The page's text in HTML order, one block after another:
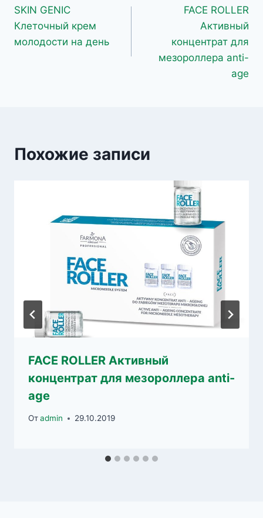
по
записям
SKIN GENIC
Клеточный крем
молодости на день
FACE ROLLER
Активный
концентрат для
мезороллера anti-
age
Похожие записи
FACE ROLLER Активный
концентрат для мезороллера anti-
age
Отadmin 29.10.2019